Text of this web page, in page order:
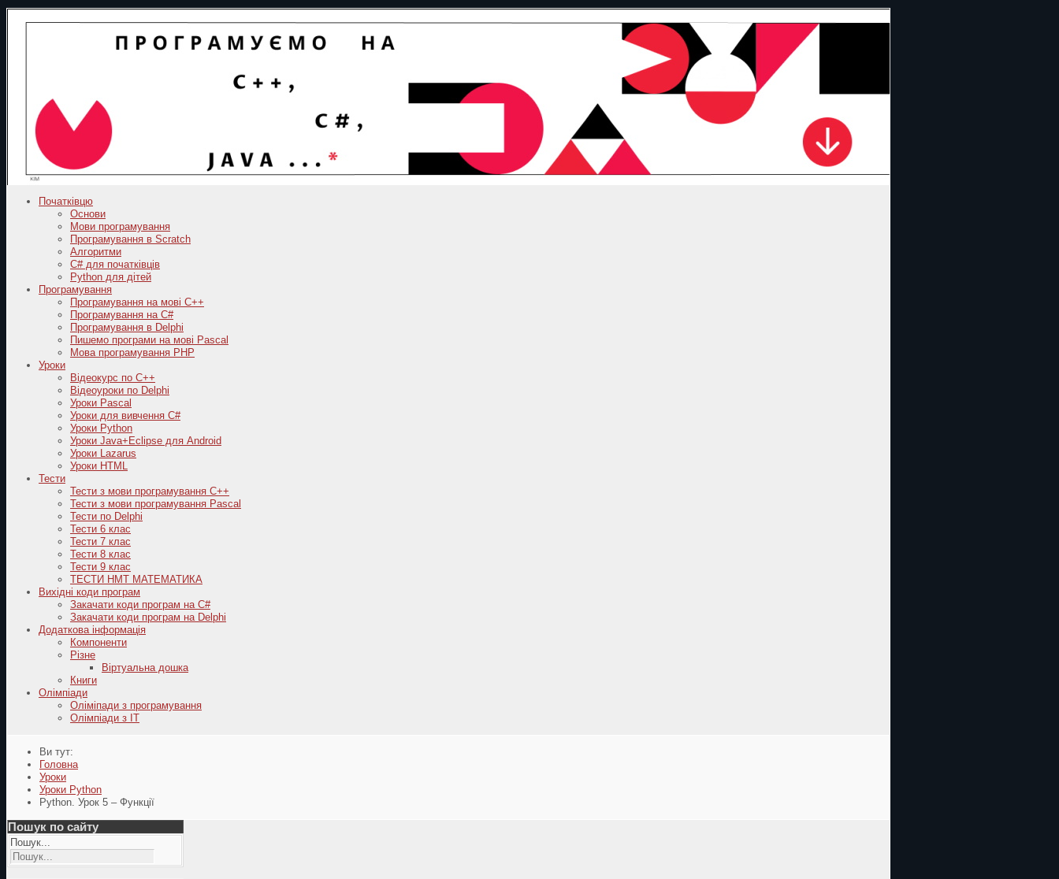
Початківцю
Основи
Мови програмування
Програмування в Scratch
Алгоритми
C# для початківців
Python для дітей
Програмування
Програмування на мові C++
Програмування на C#
Програмування в Delphi
Пишемо програми на мові Pascal
Мова програмування PHP
Уроки
Відеокурс по С++
Відеоуроки по Delphi
Уроки Pascal
Уроки для вивчення C#
Уроки Python
Уроки Java+Eclipse для Android
Уроки Lazarus
Уроки HTML
Тести
Тести з мови програмування C++
Тести з мови програмування Pascal
Тести по Delphi
Тести 6 клас
Тести 7 клас
Тести 8 клас
Тести 9 клас
ТЕСТИ НМТ МАТЕМАТИКА
Вихідні коди програм
Закачати коди програм на C#
Закачати коди програм на Delphi
Додаткова інформація
Компоненти
Різне
Віртуальна дошка
Книги
Олімпіади
Оліміпади з програмування
Олімпіади з ІТ
Ви тут:
Головна
Уроки
Уроки Python
Python. Урок 5 – Функції
Пошук по сайту
Пошук...